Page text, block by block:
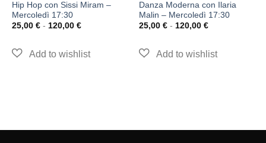
Hip Hop con Sissi Miram –
Mercoledì 17:30
25,00 € - 120,00 €
Danza Moderna con Ilaria
Malin – Mercoledì 17:30
25,00 € - 120,00 €